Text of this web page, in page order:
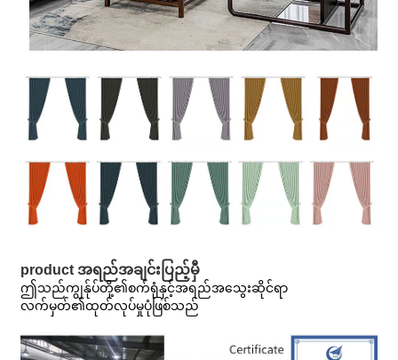
product အရည်အချင်းပြည့်မှီ
ဤသည်ကျွန်ုပ်တို့၏စက်ရုံနှင့်အရည်အသွေးဆိုင်ရာ
လက်မှတ်၏ထုတ်လုပ်မှုပုံဖြစ်သည်